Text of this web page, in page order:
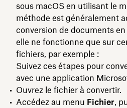
sous macOS en utilisant le
méthode est généralement
conversion de documents en
elle ne fonctionne que sur
fichiers, par exemple :
Suivez ces étapes pour
avec une application
Ouvrez le fichier à convertir.
Accédez au menu Fichier,